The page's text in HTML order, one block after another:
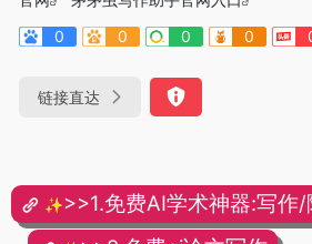
0
0 0 0
链接直达
✨>>1.免费AI学术神器:写作